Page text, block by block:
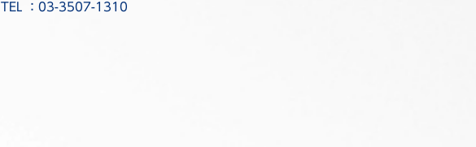
TEL ：03-3507-1310